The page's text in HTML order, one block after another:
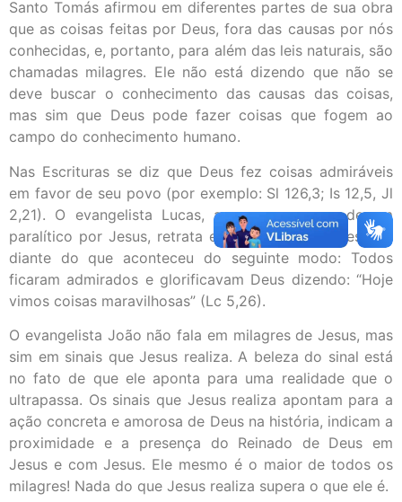
Santo Tomás afirmou em diferentes partes de sua obra
que as coisas feitas por Deus, fora das causas por nós
conhecidas, e, portanto, para além das leis naturais, são
chamadas milagres. Ele não está dizendo que não se
deve buscar o conhecimento das causas das coisas,
mas sim que Deus pode fazer coisas que fogem ao
campo do conhecimento humano.
Nas Escrituras se diz que Deus fez coisas admiráveis
em favor de seu povo (por exemplo: Sl 126,3; Is 12,5, Jl
2,21). O evangelista Lucas, ao narrar a cura de um
paralítico por Jesus, retrata esse espanto das pessoas
diante do que aconteceu do seguinte modo: Todos
ficaram admirados e glorificavam Deus dizendo: “Hoje
vimos coisas maravilhosas” (Lc 5,26).
O evangelista João não fala em milagres de Jesus, mas
sim em sinais que Jesus realiza. A beleza do sinal está
no fato de que ele aponta para uma realidade que o
ultrapassa. Os sinais que Jesus realiza apontam para a
ação concreta e amorosa de Deus na história, indicam a
proximidade e a presença do Reinado de Deus em
Jesus e com Jesus. Ele mesmo é o maior de todos os
milagres! Nada do que Jesus realiza supera o que ele é.